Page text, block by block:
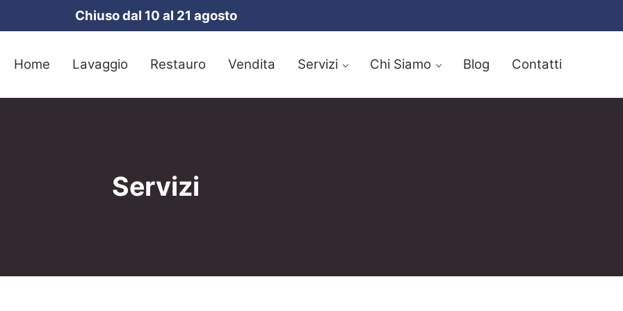
Chiuso dal 10 al 21 agosto
Home Lavaggio Restauro Vendita Servizi Chi Siamo Blog Contatti
Servizi